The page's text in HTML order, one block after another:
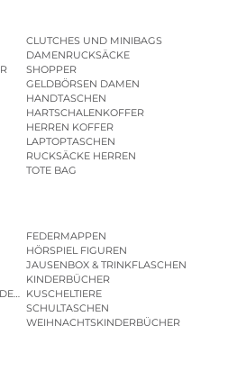
CLUTCHES UND MINIBAGS
DAMENRUCKSÄCKE
SHOPPER
GELDBÖRSEN DAMEN
HANDTASCHEN
HARTSCHALENKOFFER
HERREN KOFFER
LAPTOPTASCHEN
RUCKSÄCKE HERREN
TOTE BAG
FEDERMAPPEN
HÖRSPIEL FIGUREN
JAUSENBOX & TRINKFLASCHEN
KINDERBÜCHER
KUSCHELTIERE
SCHULTASCHEN
WEIHNACHTSKINDERBÜCHER